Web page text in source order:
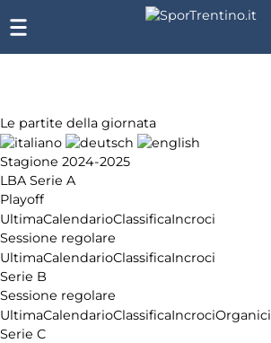
Le partite della giornata
Stagione 2024-2025
LBA Serie A
Playoff
UltimaCalendarioClassificaIncroci
Sessione regolare
UltimaCalendarioClassificaIncroci
Serie B
Sessione regolare
UltimaCalendarioClassificaIncrociOrganici
Serie C
Chi
siamo
Affiliazione